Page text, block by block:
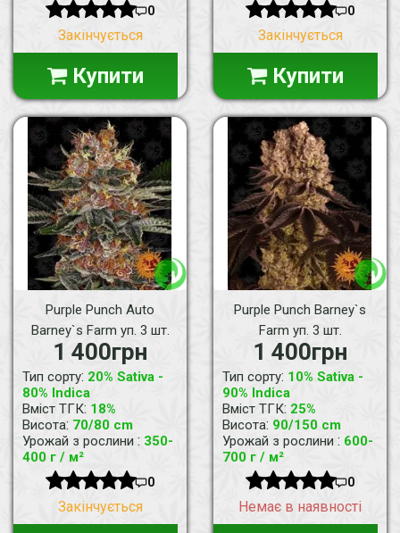
0
Закінчується
Купити
0
Закінчується
Купити
Purple Punch Auto
Barney`s Farm уп. 3 шт.
1 400грн
Тип сорту: 20% Sativa -
80% Indica
Вміст ТГК: 18%
Висота: 70/80 cm
Урожай з рослини : 350-
400 г / м²
0
Закінчується
Purple Punch Barney`s
Farm уп. 3 шт.
1 400грн
Тип сорту: 10% Sativa -
90% Indica
Вміст ТГК: 25%
Висота: 90/150 cm
Урожай з рослини : 600-
700 г / м²
0
Немає в наявності